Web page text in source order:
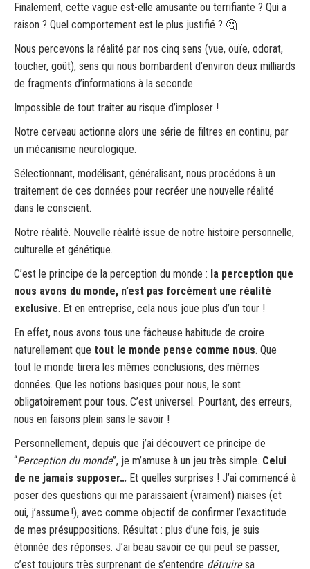
Finalement, cette vague est-elle amusante ou terrifiante ? Qui a
raison ? Quel comportement est le plus justifié ? 🤔
Nous percevons la réalité par nos cinq sens (vue, ouïe, odorat,
toucher, goût), sens qui nous bombardent d’environ deux milliards
de fragments d’informations à la seconde.
Impossible de tout traiter au risque d’imploser !
Notre cerveau actionne alors une série de filtres en continu, par
un mécanisme neurologique.
Sélectionnant, modélisant, généralisant, nous procédons à un
traitement de ces données pour recréer une nouvelle réalité
dans le conscient.
Notre réalité. Nouvelle réalité issue de notre histoire personnelle,
culturelle et génétique.
C’est le principe de la perception du monde : la perception que
nous avons du monde, n’est pas forcément une réalité
exclusive. Et en entreprise, cela nous joue plus d’un tour !
En effet, nous avons tous une fâcheuse habitude de croire
naturellement que tout le monde pense comme nous. Que
tout le monde tirera les mêmes conclusions, des mêmes
données. Que les notions basiques pour nous, le sont
obligatoirement pour tous. C’est universel. Pourtant, des erreurs,
nous en faisons plein sans le savoir !
Personnellement, depuis que j’ai découvert ce principe de
“Perception du monde”, je m’amuse à un jeu très simple. Celui
de ne jamais supposer… Et quelles surprises ! J’ai commencé à
poser des questions qui me paraissaient (vraiment) niaises (et
oui, j’assume !), avec comme objectif de confirmer l’exactitude
de mes présuppositions. Résultat : plus d’une fois, je suis
étonnée des réponses. J’ai beau savoir ce qui peut se passer,
c’est toujours très surprenant de s’entendre détruiresa